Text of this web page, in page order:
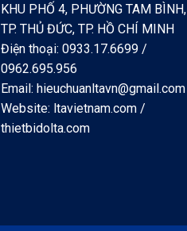
KHU PHỐ 4, PHƯỜNG TAM BÌNH,
TP. THỦ ĐỨC, TP. HỒ CHÍ MINH
Điện thoại: 0933.17.6699 /
0962.695.956
Email: hieuchuanltavn@gmail.com
Website: ltavietnam.com /
thietbidolta.com